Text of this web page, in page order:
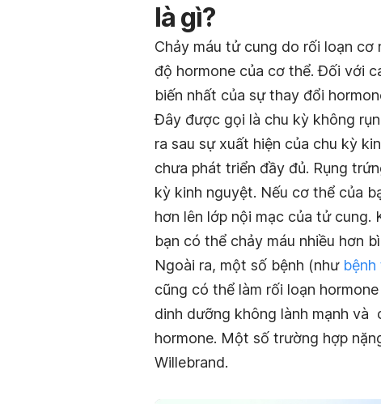
là gì?
Chảy máu tử cung do rối loạn cơ
độ hormone của cơ thể. Đối với
biến nhất của sự thay đổi
Đây được gọi là chu kỳ không
ra sau sự xuất hiện của chu kỳ
chưa phát triển đầy đủ. Rụng
kỳ kinh nguyệt. Nếu cơ thể của
hơn lên lớp nội mạc của tử cung.
bạn có thể chảy máu nhiều hơn
Ngoài ra, một số bệnh (như
cũng có thể làm rối loạn
dinh dưỡng không lành mạnh và
hormone. Một số trường hợp
Willebrand.